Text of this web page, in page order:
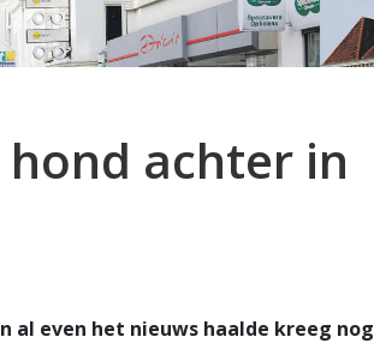
achter in
al even het nieuws haalde kreeg nog